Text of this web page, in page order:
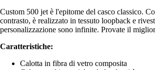
Custom 500 jet è l'epitome del casco classico.
contrasto, è realizzato in tessuto loopback e
personalizzazione sono infinite. Provate il
Caratteristiche:
Calotta in fibra di vetro composita